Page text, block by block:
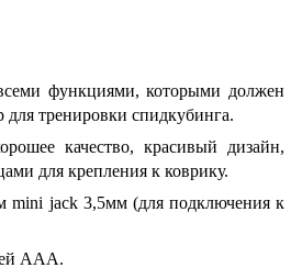
функциями, которыми должен
для тренировки спидкубинга.
качество, красивый дизайн,
для крепления к коврику.
mini jack 3,5мм (для подключения к
AAA.